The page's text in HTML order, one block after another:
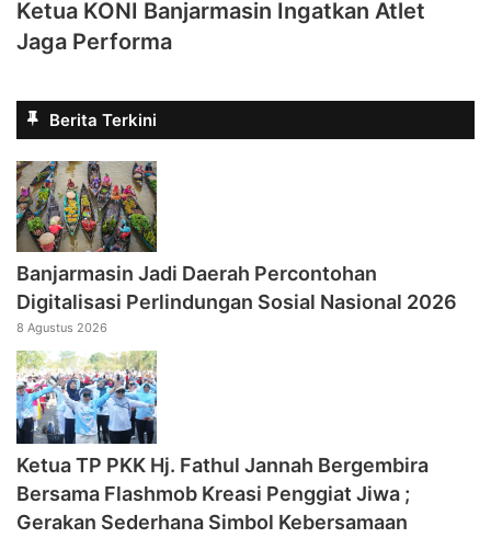
Ketua KONI Banjarmasin Ingatkan Atlet
Jaga Performa
Berita Terkini
Banjarmasin Jadi Daerah Percontohan
Digitalisasi Perlindungan Sosial Nasional 2026
8 Agustus 2026
‎Ketua TP PKK Hj. Fathul Jannah Bergembira
Bersama Flashmob Kreasi Penggiat Jiwa ;
Gerakan Sederhana Simbol Kebersamaan